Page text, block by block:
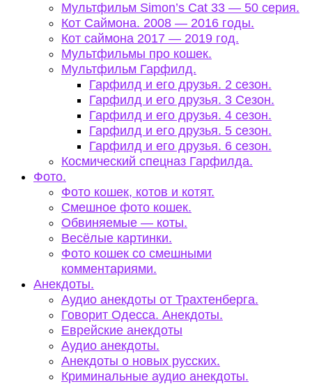
Мультфильм Simon’s Cat 33 — 50 серия.
Кот Саймона. 2008 — 2016 годы.
Кот саймона 2017 — 2019 год.
Мультфильмы про кошек.
Мультфильм Гарфилд.
Гарфилд и его друзья. 2 сезон.
Гарфилд и его друзья. 3 Сезон.
Гарфилд и его друзья. 4 сезон.
Гарфилд и его друзья. 5 сезон.
Гарфилд и его друзья. 6 сезон.
Космический спецназ Гарфилда.
Фото.
Фото кошек, котов и котят.
Смешное фото кошек.
Обвиняемые — коты.
Весёлые картинки.
Фото кошек со смешными
комментариями.
Анекдоты.
Аудио анекдоты от Трахтенберга.
Говорит Одесса. Анекдоты.
Еврейские анекдоты
Аудио анекдоты.
Анекдоты о новых русских.
Криминальные аудио анекдоты.